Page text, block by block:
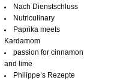
Nach Dienstschluss
Nutriculinary
Paprika meets
Kardamom
passion for cinnamon
and lime
Philippe’s Rezepte